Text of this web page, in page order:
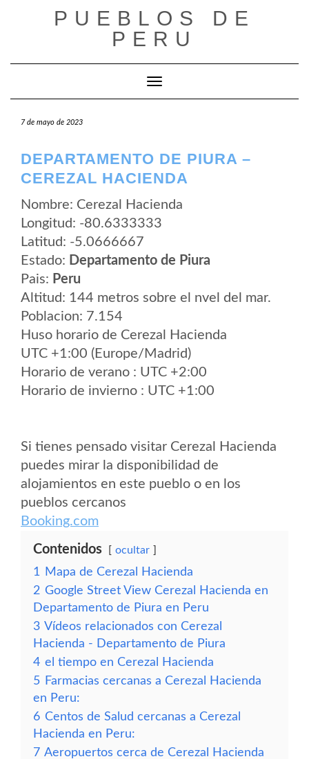
PUEBLOS DE
PERU
Cambiar modo de navegación
7 de mayo de 2023
DEPARTAMENTO DE PIURA –
CEREZAL HACIENDA
Nombre: Cerezal Hacienda
Longitud: -80.6333333
Latitud: -5.0666667
Estado: Departamento de Piura
Pais: Peru
Altitud: 144 metros sobre el nvel del mar.
Poblacion: 7.154
Huso horario de Cerezal Hacienda
UTC +1:00 (Europe/Madrid)
Horario de verano : UTC +2:00
Horario de invierno : UTC +1:00
Si tienes pensado visitar Cerezal Hacienda
puedes mirar la disponibilidad de
alojamientos en este pueblo o en los
pueblos cercanos
Booking.com
Contenidos ocultar
1
Mapa de Cerezal Hacienda
2 Google Street View Cerezal Hacienda en
Departamento de Piura en Peru
3 Vídeos relacionados con Cerezal
Hacienda - Departamento de Piura
4 el tiempo en Cerezal Hacienda
5 Farmacias cercanas a Cerezal Hacienda
en Peru:
6 Centos de Salud cercanas a Cerezal
Hacienda en Peru:
7 Aeropuertos cerca de Cerezal Hacienda